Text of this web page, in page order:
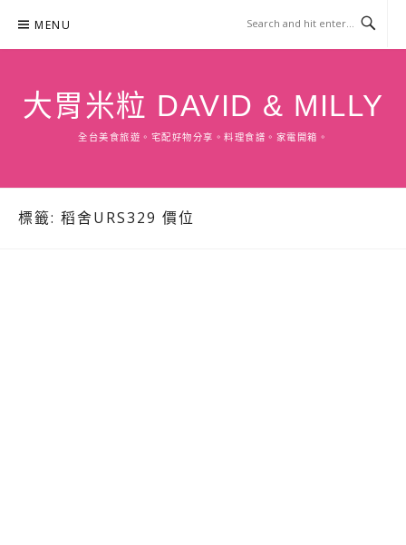
content
MENU
大胃米粒 DAVID & MILLY
全台美食旅遊。宅配好物分享。料理食譜。家電開箱。
標籤: 稻舍URS329 價位